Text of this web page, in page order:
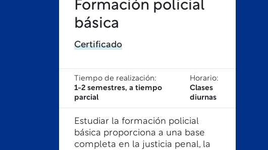
Formación policial
básica
Certificado
Tiempo de realización:
1-2 semestres, a tiempo
parcial
Horario:
Clases
diurnas
Estudiar la formación policial
básica proporciona a una base
completa en la justicia penal, la